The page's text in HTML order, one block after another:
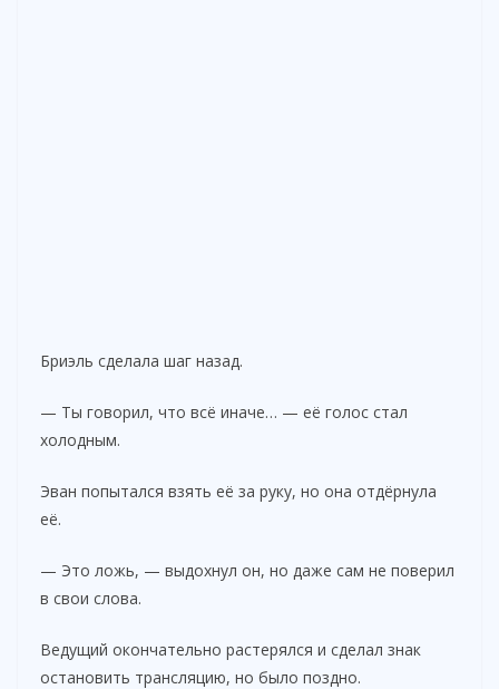
Бриэль сделала шаг назад.
— Ты говорил, что всё иначе… — её голос стал
холодным.
Эван попытался взять её за руку, но она отдёрнула
её.
— Это ложь, — выдохнул он, но даже сам не поверил
в свои слова.
Ведущий окончательно растерялся и сделал знак
остановить трансляцию, но было поздно.